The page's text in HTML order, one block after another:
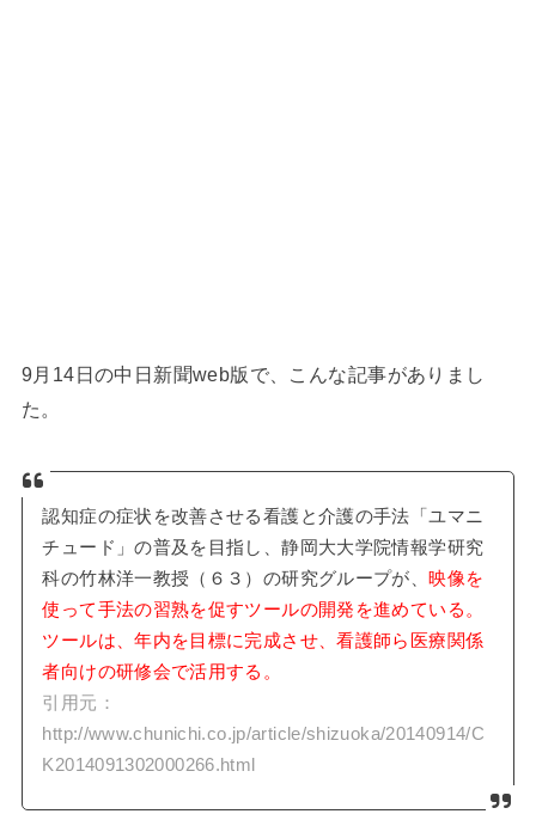
9月14日の中日新聞web版で、こんな記事がありまし
た。
認知症の症状を改善させる看護と介護の手法「ユマニ
チュード」の普及を目指し、静岡大大学院情報学研究
科の竹林洋一教授（６３）の研究グループが、 映像を
使って手法の習熟を促すツールの開発を進めている。
ツールは、年内を目標に完成させ、看護師ら医療関係
者向けの研修会で活用する。
引用元：
http://www.chunichi.co.jp/article/shizuoka/20140914/C
K2014091302000266.html